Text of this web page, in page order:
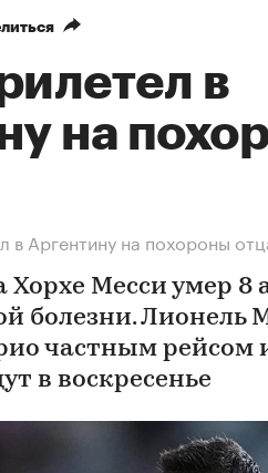
в
на
в Аргентину на похороны
Месси умер 8
болезни. Лионель
частным рейсом
в воскресенье